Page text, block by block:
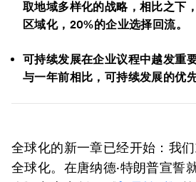
取地域多样化的战略，相比之下
区域化，20%的企业选择回流。
可持续发展在企业议程中越发重
与一年前相比，可持续发展的优先
全球化的新一章已经开始：我
全球化。在唐纳德·特朗普宣誓